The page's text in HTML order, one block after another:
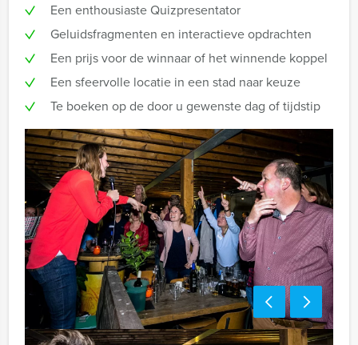
Een enthousiaste Quizpresentator
Geluidsfragmenten en interactieve opdrachten
Een prijs voor de winnaar of het winnende koppel
Een sfeervolle locatie in een stad naar keuze
Te boeken op de door u gewenste dag of tijdstip